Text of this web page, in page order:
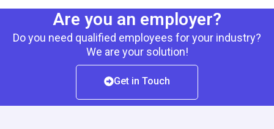
Are you an employer?
Do you need qualified employees for your industry?
We are your solution!
Get in Touch